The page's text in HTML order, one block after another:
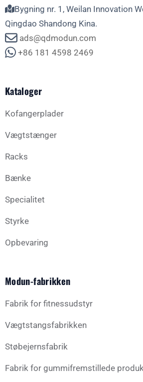
Bygning nr. 1, Weilan Innovation
Qingdao Shandong Kina.
ads@qdmodun.com
+86 181 4598 2469
Kataloger
Kofangerplader
Vægtstænger
Racks
Bænke
Specialitet
Styrke
Opbevaring
Modun-fabrikken
Fabrik for fitnessudstyr
Vægtstangsfabrikken
Støbejernsfabrik
Fabrik for gummifremstillede